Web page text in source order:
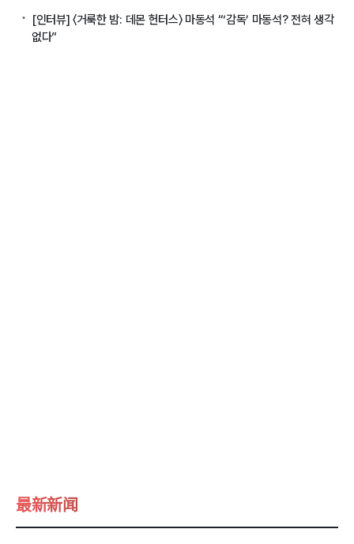
[인터뷰] 〈거룩한 밤: 데몬 헌터스〉 마동석 “‘감독’ 마동석? 전혀 생각
없다”
最新新闻